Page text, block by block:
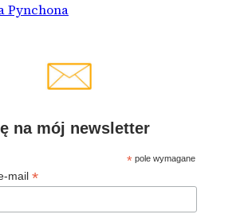
Pynchona
na mój newsletter
* pole wymagane
mail *